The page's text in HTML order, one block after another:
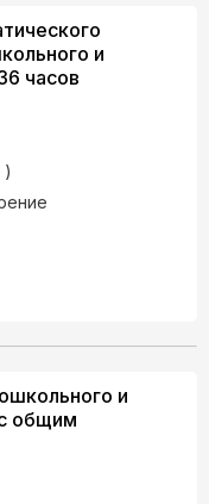
и
часов
)
и
общим